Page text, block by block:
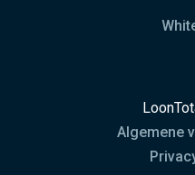
Algemene